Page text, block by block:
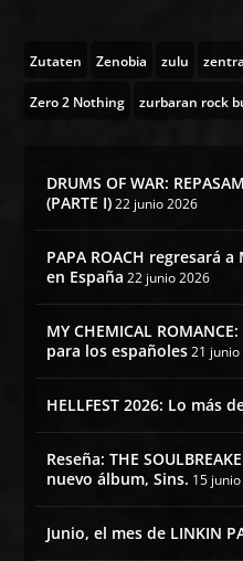
Zutaten Zenobia zulu
Zero 2 Nothing zurbaran rock
DRUMS OF WAR:
(PARTE I) 22 junio 2026
PAPA ROACH regresará
en España 22 junio 2026
MY CHEMICAL
para los españoles 21
HELLFEST 2026: Lo más
Reseña: THE
nuevo álbum, Sins. 15
Junio, el mes de LINKIN